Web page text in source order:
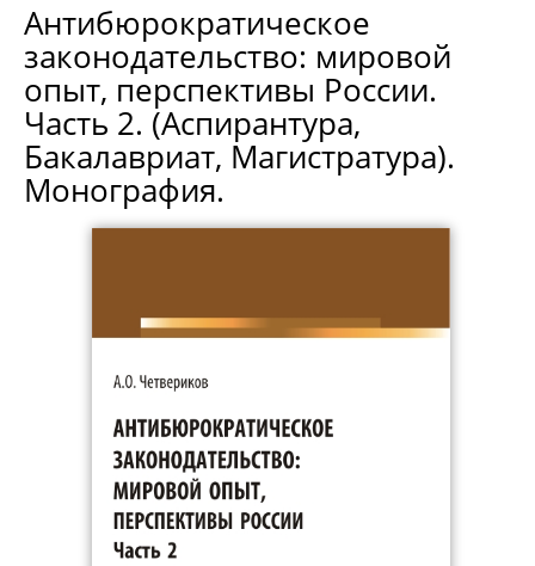
Антибюрократическое
законодательство: мировой
опыт, перспективы России.
Часть 2. (Аспирантура,
Бакалавриат, Магистратура).
Монография.